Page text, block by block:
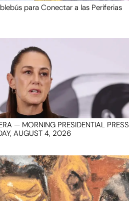
para Conectar a las Periferias
— MORNING PRESIDENTIAL PRESS
AUGUST 4, 2026